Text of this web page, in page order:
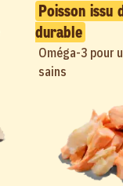
Poisson issu
durable
Oméga-3 pour
sains